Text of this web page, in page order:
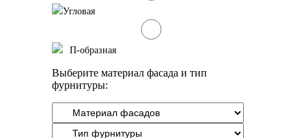
Угловая
П-образная
Выберите материал фасада и тип
фурнитуры: